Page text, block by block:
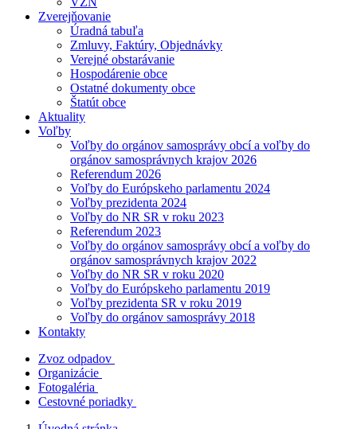
Zverejňovanie
Úradná tabuľa
Zmluvy, Faktúry, Objednávky
Verejné obstarávanie
Hospodárenie obce
Ostatné dokumenty obce
Štatút obce
Aktuality
Voľby
Voľby do orgánov samosprávy obcí a voľby do
orgánov samosprávnych krajov 2026
Referendum 2026
Voľby do Európskeho parlamentu 2024
Voľby prezidenta 2024
Voľby do NR SR v roku 2023
Referendum 2023
Voľby do orgánov samosprávy obcí a voľby do
orgánov samosprávnych krajov 2022
Voľby do NR SR v roku 2020
Voľby do Európskeho parlamentu 2019
Voľby prezidenta SR v roku 2019
Voľby do orgánov samosprávy 2018
Kontakty
Zvoz odpadov
Organizácie
Fotogaléria
Cestovné poriadky